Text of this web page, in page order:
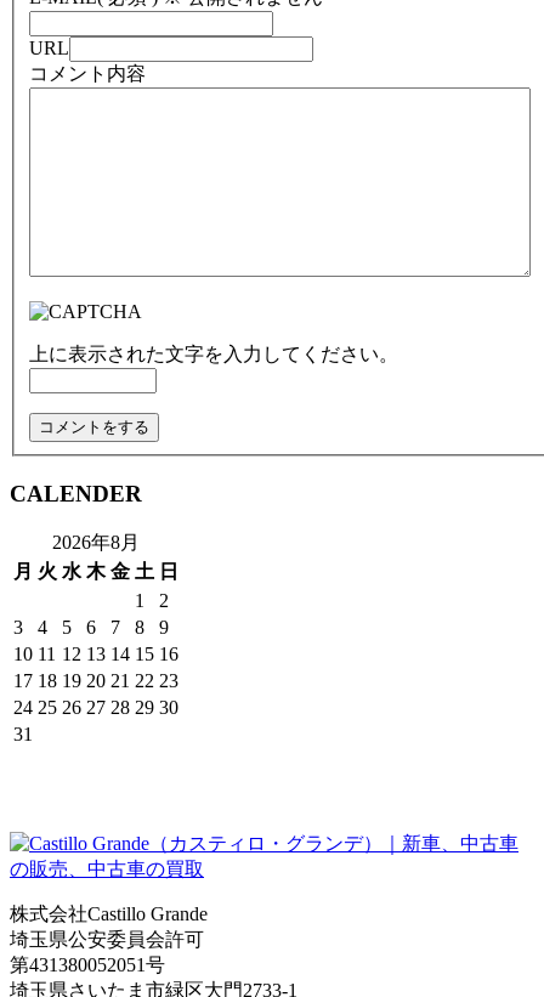
URL
コメント内容
上に表示された文字を入力してください。
CALENDER
2026年8月
月 火 水 木 金 土 日
1
2
3
4 5 6 7 8
9
10 11 12 13 14 15 16
17 18 19 20 21 22 23
24 25 26 27 28 29 30
31
株式会社Castillo Grande
埼玉県公安委員会許可
第431380052051号
埼玉県さいたま市緑区大門2733-1